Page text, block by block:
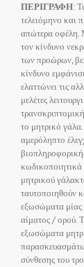
ΠΕΡΙΓΡΑΦΗ:
τελειόμηνο και
απώτερα οφέλη.
τον κίνδυνο
των προώρων,
κίνδυνο
ελαττώνει τις
μελέτες
το μητρικό
αμερόληπτο
μητρικού
ταυτοποιηθούν
εξωσώματα μίας
αίματος / ορού.
εξωσώματα
σύνθεσης του